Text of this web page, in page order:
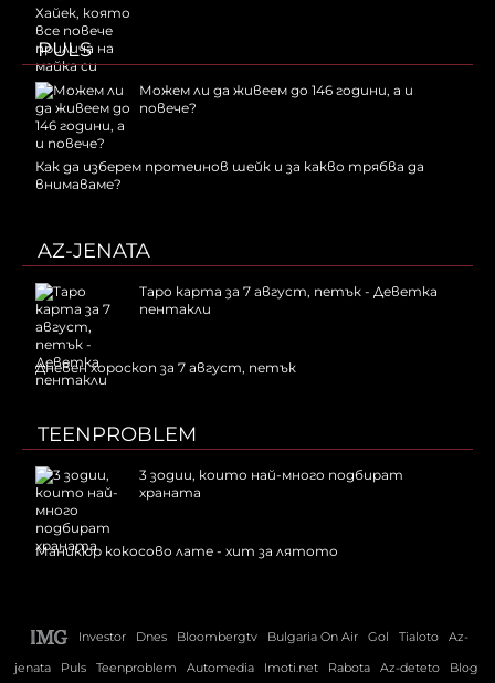
PULS
Можем ли да живеем до 146 години, а и
повече?
Как да изберем протеинов шейк и за какво трябва да
внимаваме?
AZ-JENATA
Таро карта за 7 август, петък - Деветка
пентакли
Дневен хороскоп за 7 август, петък
TEENPROBLEM
3 зодии, които най-много подбират
храната
Маникюр кокосово лате - хит за лятото
Investor Dnes Bloombergtv Bulgaria On Air Gol Tialoto
Az-
jenata
Puls Teenproblem Automedia Imoti.net Rabota Az-deteto Blog